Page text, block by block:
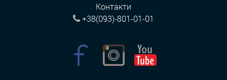
Контакти
+38(093)-801-01-01